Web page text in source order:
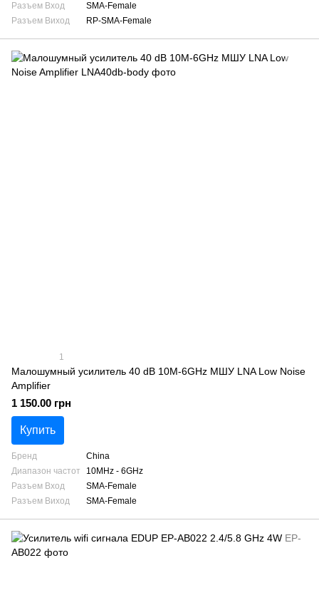
Разъем Вход
SMA-Female
Разъем Виход
RP-SMA-Female
1
Малошумный усилитель 40 dB 10M-6GHz МШУ LNA Low Noise
Amplifier
1 150.00 грн
Купить
Бренд
China
Диапазон частот
10MHz - 6GHz
Разъем Вход
SMA-Female
Разъем Виход
SMA-Female